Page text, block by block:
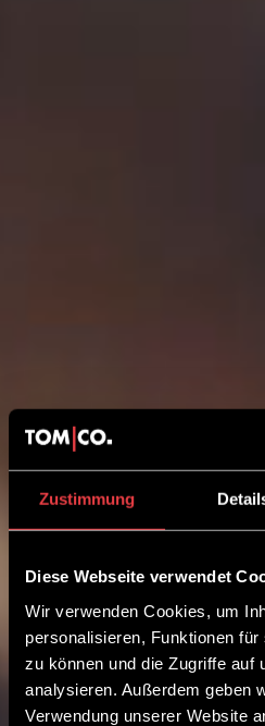
Zustimmung
Diese Webseite verwendet
Wir verwenden Cookies, um
personalisieren, Funktionen
zu können und die Zugriffe auf
analysieren. Außerdem geben
Verwendung unserer Website